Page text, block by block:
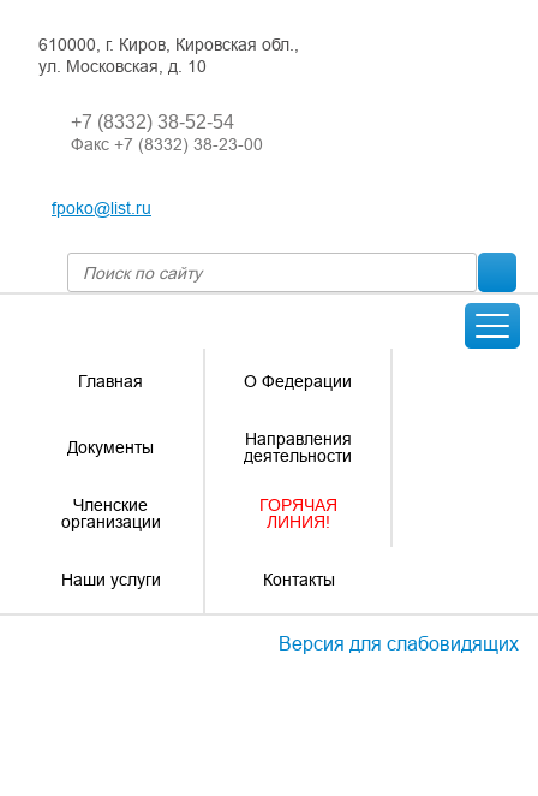
610000, г. Киров, Кировская обл.,
ул. Московская, д. 10
+7 (8332) 38-52-54
Факс +7 (8332) 38-23-00
fpoko@list.ru
Главная О Федерации
Документы
Направления
деятельности
Членские
организации
ГОРЯЧАЯ
ЛИНИЯ!
Наши услуги Контакты
Версия для слабовидящих